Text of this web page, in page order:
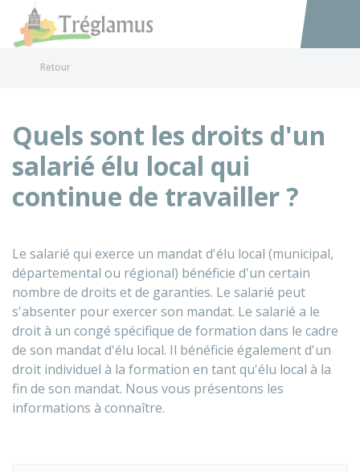
Accéder
Retour
Quels sont les droits d'un
salarié élu local qui
continue de travailler ?
Le salarié qui exerce un mandat d'élu local (municipal,
départemental ou régional) bénéficie d'un certain
nombre de droits et de garanties. Le salarié peut
s'absenter pour exercer son mandat. Le salarié a le
droit à un congé spécifique de formation dans le cadre
de son mandat d'élu local. Il bénéficie également d'un
droit individuel à la formation en tant qu'élu local à la
fin de son mandat. Nous vous présentons les
informations à connaître.